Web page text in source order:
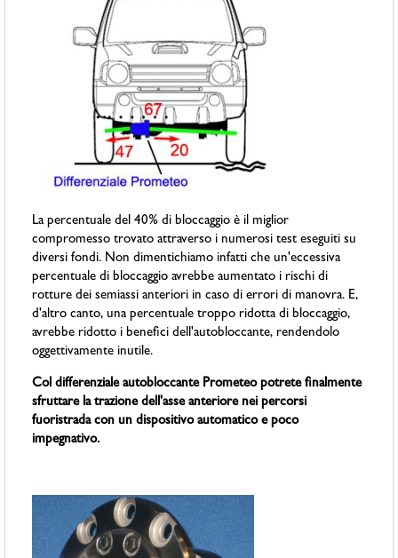
La percentuale del 40% di bloccaggio è il miglior
compromesso trovato attraverso i numerosi test eseguiti su
diversi fondi. Non dimentichiamo infatti che un'eccessiva
percentuale di bloccaggio avrebbe aumentato i rischi di
rotture dei semiassi anteriori in caso di errori di manovra. E,
d'altro canto, una percentuale troppo ridotta di bloccaggio,
avrebbe ridotto i benefici dell'autobloccante, rendendolo
oggettivamente inutile.
Col differenziale autobloccante Prometeo potrete finalmente
sfruttare la trazione dell'asse anteriore nei percorsi
fuoristrada con un dispositivo automatico e poco
impegnativo.